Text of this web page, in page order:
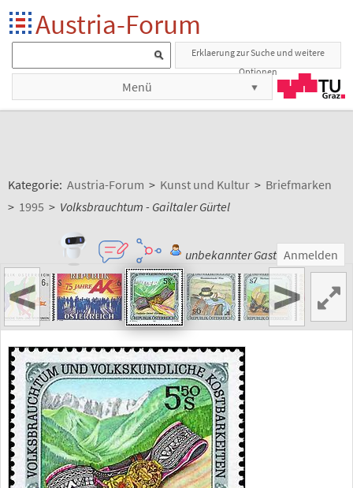
Austria-Forum
Erklaerung zur Suche und weitere
Optionen
Menü
Kategorie: Austria-Forum > Kunst und Kultur > Briefmarken
> 1995 > Volksbrauchtum - Gailtaler Gürtel
unbekannter Gast Anmelden
< >